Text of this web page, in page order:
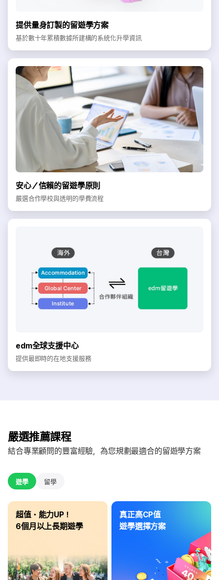
提供量身訂製的留遊學方案
基於數十年累積數據所建構的系統化升學資訊
安心／信賴的留遊學原則
嚴選合作學校與透明的學費流程
edm全球支援中心
提供最即時的在地支援服務
嚴選推薦課程
結合專業顧問的豐富經驗，為您規劃最適合的留遊學方案
遊學 留學
超值・能力UP！
6個月以上長期遊學
真正高CP值
遊學選擇方案